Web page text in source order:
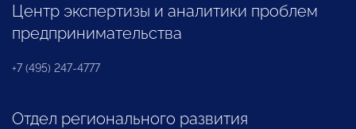
Центр экспертизы и аналитики проблем
предпринимательства
+7 (495) 247-4777
Отдел регионального развития